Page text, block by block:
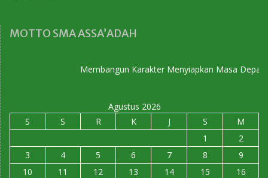
MOTTO SMA ASSA’ADAH
Membangun Karakter Menyiapkan Masa Depan
Agustus 2026
S
S R K J S
M
1
2
3
4 5 6 7 8
9
10
11 12 13 14 15
16